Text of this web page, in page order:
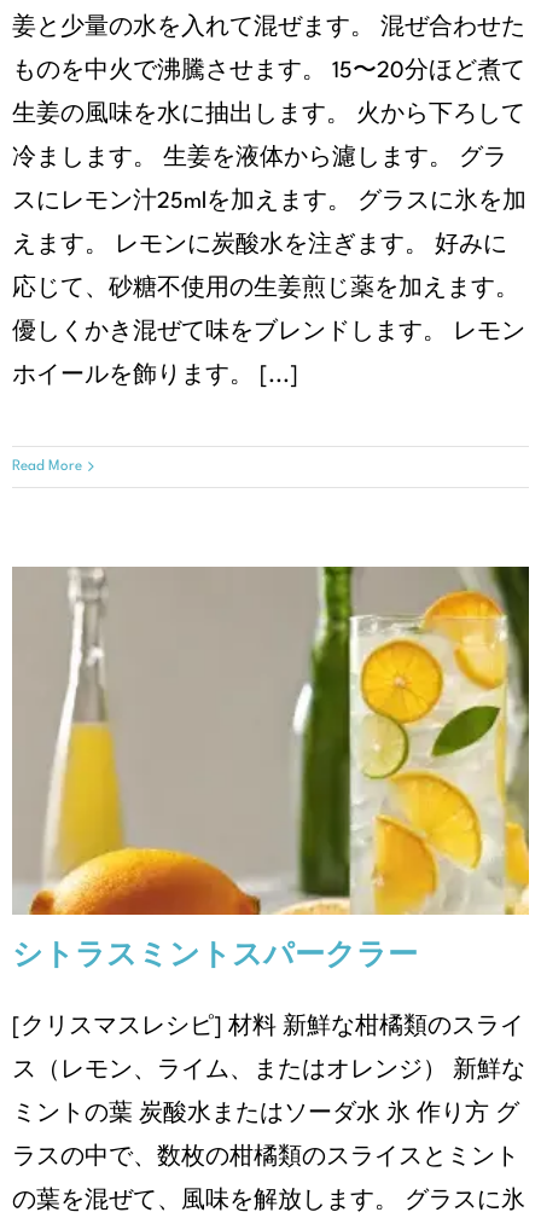
姜と少量の水を入れて混ぜます。 混ぜ合わせた
ものを中火で沸騰させます。 15〜20分ほど煮て
生姜の風味を水に抽出します。 火から下ろして
冷まします。 生姜を液体から濾します。 グラ
スにレモン汁25mlを加えます。 グラスに氷を加
えます。 レモンに炭酸水を注ぎます。 好みに
応じて、砂糖不使用の生姜煎じ薬を加えます。
優しくかき混ぜて味をブレンドします。 レモン
ホイールを飾ります。 [...]
Read More
シトラスミントスパークラー
シトラスミントスパークラー
[クリスマスレシピ] 材料 新鮮な柑橘類のスライ
ス（レモン、ライム、またはオレンジ） 新鮮な
ミントの葉 炭酸水またはソーダ水 氷 作り方 グ
ラスの中で、数枚の柑橘類のスライスとミント
の葉を混ぜて、風味を解放します。 グラスに氷